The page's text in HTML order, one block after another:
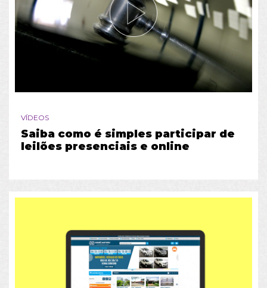
VÍDEOS
Saiba como é simples participar de
leilões presenciais e online